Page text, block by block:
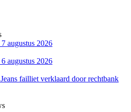
augustus 2026
augustus 2026
failliet verklaard door rechtbank